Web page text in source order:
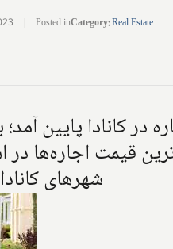
| Posted inCategory:Real Estate
در کانادا پایین آمد؛
قیمت اجاره‌ها در
شهرهای